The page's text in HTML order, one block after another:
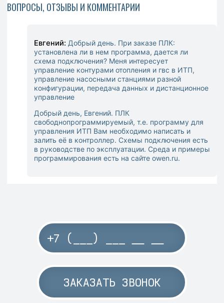
ВОПРОСЫ, ОТЗЫВЫ И КОММЕНТАРИИ
Евгений: Добрый день. При заказе ПЛК:
установлена ли в нем программа, дается ли
схема подключения? Меня интересует
управление контурами отопления и гвс в ИТП,
управление насосными станциями разной
конфигурации, передача данных и дистанционное
управление
Добрый день, Евгений. ПЛК
свободнопрограммируемый, т.е. программу для
управления ИТП Вам необходимо написать и
залить её в контроллер. Схемы подключения есть
в руководстве по эксплуатации. Среда и примеры
программирования есть на сайте owen.ru.
ЗАКАЗАТЬ ЗВОНОК